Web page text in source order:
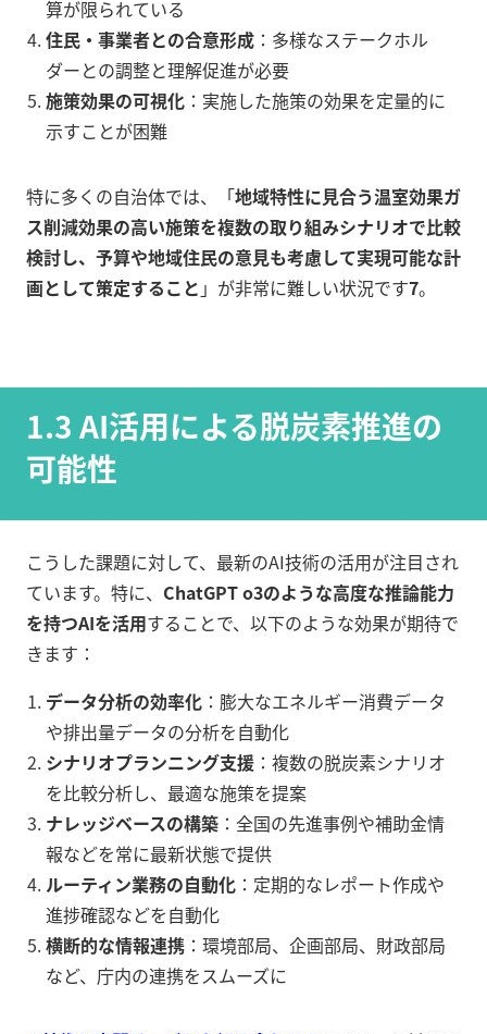
算が限られている
住民・事業者との合意形成 ：多様なステークホル
ダーとの調整と理解促進が必要
施策効果の可視化 ：実施した施策の効果を定量的に
示すことが困難
特に多くの自治体では、「地域特性に見合う温室効果ガ
ス削減効果の高い施策を複数の取り組みシナリオで比較
検討し、予算や地域住民の意見も考慮して実現可能な計
画として策定すること 」が非常に難しい状況です7。
1.3 AI活用による脱炭素推進の
可能性
こうした課題に対して、最新のAI技術の活用が注目され
ています。特に、 ChatGPT o3のような高度な推論能力
を持つAIを活用することで、以下のような効果が期待で
きます：
データ分析の効率化 ：膨大なエネルギー消費データ
や排出量データの分析を自動化
シナリオプランニング支援 ：複数の脱炭素シナリオ
を比較分析し、最適な施策を提案
ナレッジベースの構築 ：全国の先進事例や補助金情
報などを常に最新状態で提供
ルーティン業務の自動化 ：定期的なレポート作成や
進捗確認などを自動化
横断的な情報連携 ：環境部局、企画部局、財政部局
など、庁内の連携をスムーズに